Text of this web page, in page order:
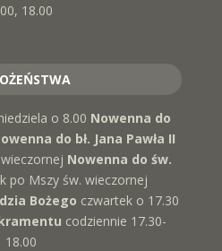
18.00
o 8.00 Nowenna do
do bł. Jana Pawła II
Nowenna do św.
po Mszy św. wieczornej
Bożego czwartek o 17.30
codziennie 17.30-
18.00